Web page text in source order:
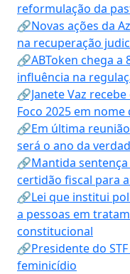
reformulação da
🔗Novas ações da
na recuperação
🔗ABToken chega a
influência na
🔗Janete Vaz
Foco 2025 em
🔗Em última
será o ano da
🔗Mantida sentença
certidão fiscal para
🔗Lei que institui
a pessoas em
constitucional
🔗Presidente do
feminicídio